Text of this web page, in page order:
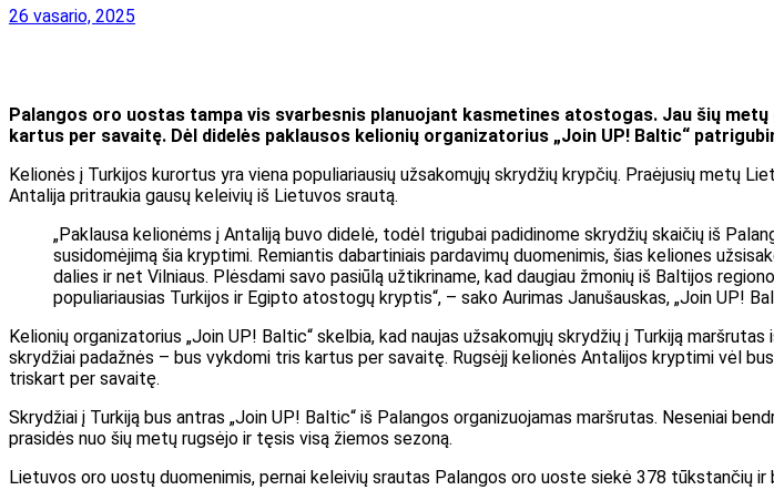
26 vasario, 2025
Palangos oro uostas tampa vis svarbesnis planuojant kasmetines atostogas. Jau šių
kartus per savaitę. Dėl didelės paklausos kelionių organizatorius „Join UP! Baltic“
Kelionės į Turkijos kurortus yra viena populiariausių užsakomųjų skrydžių krypčių. Praėjusių metų
Antalija pritraukia gausų keleivių iš Lietuvos srautą.
„Paklausa kelionėms į Antaliją buvo didelė, todėl trigubai padidinome skrydžių skaičių iš
susidomėjimą šia kryptimi. Remiantis dabartiniais pardavimų duomenimis, šias keliones
dalies ir net Vilniaus. Plėsdami savo pasiūlą užtikriname, kad daugiau žmonių iš Baltijos
populiariausias Turkijos ir Egipto atostogų kryptis“, – sako Aurimas Janušauskas, „Join UP!
Kelionių organizatorius „Join UP! Baltic“ skelbia, kad naujas užsakomųjų skrydžių į Turkiją
skrydžiai padažnės – bus vykdomi tris kartus per savaitę. Rugsėjį kelionės Antalijos kryptimi vėl
triskart per savaitę.
Skrydžiai į Turkiją bus antras „Join UP! Baltic“ iš Palangos organizuojamas maršrutas. Neseniai
prasidės nuo šių metų rugsėjo ir tęsis visą žiemos sezoną.
Lietuvos oro uostų duomenimis, pernai keleivių srautas Palangos oro uoste siekė 378 tūkstančių